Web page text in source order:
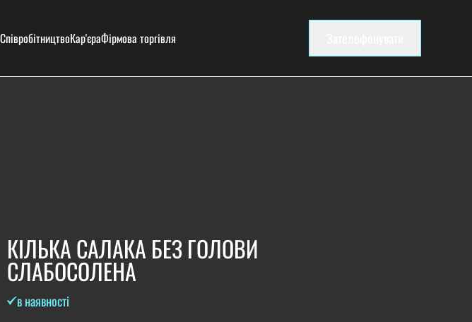
СпівробітництвоКар'єраФірмова торгівля
КІЛЬКА САЛАКА БЕЗ ГОЛОВИ
СЛАБОСОЛЕНА
в наявності